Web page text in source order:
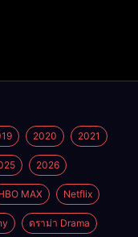
2020 2021
2026
MAX Netflix
ดราม่า Drama